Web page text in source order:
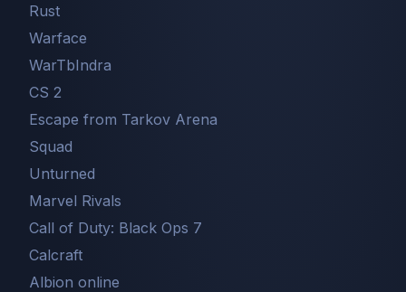
Rust
Warface
WarTbIndra
CS 2
Escape from Tarkov Arena
Squad
Unturned
Marvel Rivals
Call of Duty: Black Ops 7
Сalcraft
Albion online